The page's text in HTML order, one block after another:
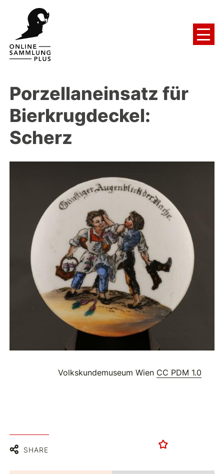
Porzellaneinsatz für
Bierkrugdeckel:
Scherz
Volkskundemuseum Wien CC PDM 1.0
SHARE